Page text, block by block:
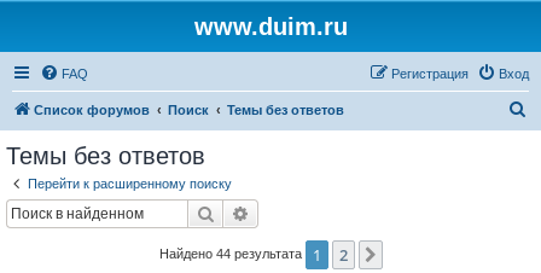
www.duim.ru
FAQ Вход
Регистрация
Список форумов Поиск Темы без ответов
Темы без ответов
Перейти к расширенному поиску
Поиск
Найдено 44 результата 1 2